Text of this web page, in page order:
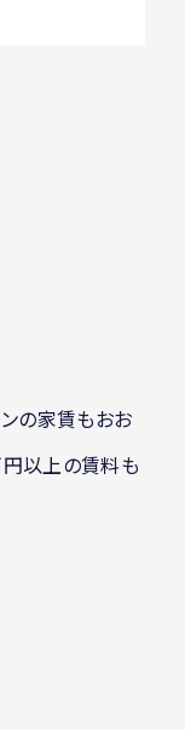
の家賃もおお
以上の賃料も